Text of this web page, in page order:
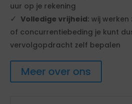
uur op je rekening
Volledige vrijheid: wij
of concurrentiebeding je kunt
vervolgopdracht zelf bepalen
Meer over ons